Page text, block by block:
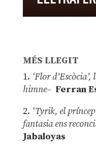
MÉS LLEGIT
1. ‘Flor
himne– Ferran
2. ‘Tyrik, el
fantasia ens
Jabaloyas